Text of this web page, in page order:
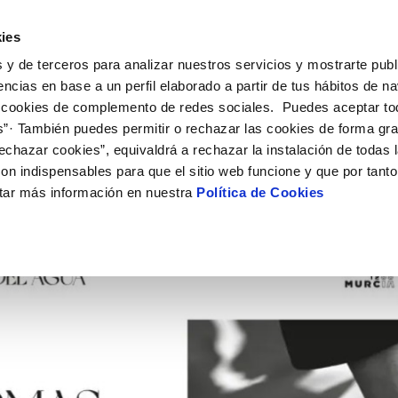
y de terceros para analizar nuestros servicios y mostrarte
en base a un perfil elaborado a partir de tus hábitos de
de complemento de redes sociales. Puedes aceptar
También puedes permitir o rechazar las cookies de forma
cookies”, equivaldrá a rechazar la instalación de todas
indispensables para que el sitio web funcione y que por
más información en nuestra Política de Cookies
de titular
de suministro
MODIFICACIÓN DE DATOS
Actualizar datos bancários
Actualizar datos de domicilio
VER TODAS LAS GESTIONES
Tu Servicio
AL CLIENTE
contacto
de fuga interior
COMPROMISO DE SERVICIO
Carta de compromisos
Customer Counsel (Defensa del
Tu Agua
del agua
consumidor
CUIDADOS DEL AGUA
Consejos de ahorro
Depósitos comunitarios
comunitarios
Conócenos
DE GESTIÓN Y CERTIFICADOS
PERFIL DEL CONTRATANTE
Plataforma de contratación del
público
Licitaciones en curso